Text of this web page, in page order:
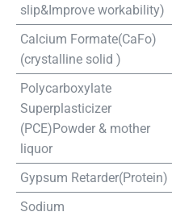
slip&Improve workability)
Calcium Formate(CaFo)
(crystalline solid )
Polycarboxylate
Superplasticizer
(PCE)Powder & mother
liquor
Gypsum Retarder(Protein)
Sodium